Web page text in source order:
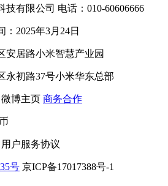
有限公司 电话：010-60606666
：2025年3月24日
安居路小米智慧产业园
永初路37号小米华东总部
微博主页 商务合作
用户服务协议
号 京ICP备17017388号-1